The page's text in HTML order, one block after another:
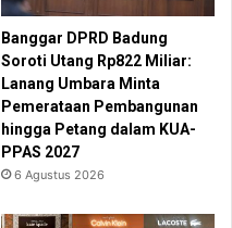
Banggar DPRD Badung
Soroti Utang Rp822 Miliar:
Lanang Umbara Minta
Pemerataan Pembangunan
hingga Petang dalam KUA-
PPAS 2027
6 Agustus 2026